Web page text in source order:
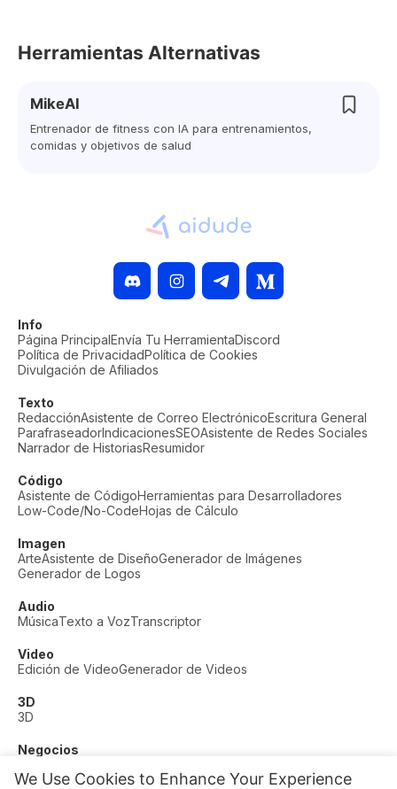
We Use Cookies to Enhance Your Experience
Herramientas Alternativas
MikeAI
Entrenador de fitness con IA para entrenamientos,
comidas y objetivos de salud
Info
Página PrincipalEnvía Tu HerramientaDiscord
Política de PrivacidadPolítica de Cookies
Divulgación de Afiliados
Texto
RedacciónAsistente de Correo ElectrónicoEscritura General
ParafraseadorIndicacionesSEOAsistente de Redes Sociales
Narrador de HistoriasResumidor
Código
Asistente de CódigoHerramientas para Desarrolladores
Low-Code/No-CodeHojas de Cálculo
Imagen
ArteAsistente de DiseñoGenerador de Imágenes
Generador de Logos
Audio
MúsicaTexto a VozTranscriptor
Video
Edición de VideoGenerador de Videos
3D
3D
Negocios